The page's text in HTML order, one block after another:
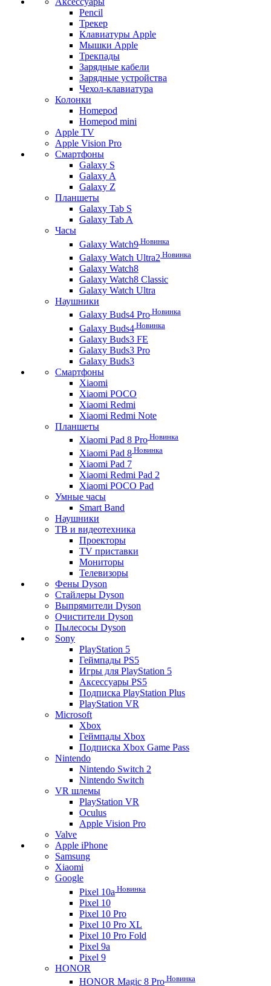
Pencil
Трекер
Клавиатуры Apple
Мышки Apple
Трекпады
Зарядные кабели
Зарядные устройства
Чехол-клавиатура
Колонки
Homepod
Homepod mini
Apple TV
Apple Vision Pro
Смартфоны
Galaxy S
Galaxy A
Galaxy Z
Планшеты
Galaxy Tab S
Galaxy Tab A
Часы
Galaxy Watch9 Новинка
Galaxy Watch Ultra2 Новинка
Galaxy Watch8
Galaxy Watch8 Classic
Galaxy Watch Ultra
Наушники
Galaxy Buds4 Pro Новинка
Galaxy Buds4 Новинка
Galaxy Buds3 FE
Galaxy Buds3 Pro
Galaxy Buds3
Смартфоны
Xiaomi
Xiaomi POCO
Xiaomi Redmi
Xiaomi Redmi Note
Планшеты
Xiaomi Pad 8 Pro Новинка
Xiaomi Pad 8 Новинка
Xiaomi Pad 7
Xiaomi Redmi Pad 2
Xiaomi POCO Pad
Умные часы
Smart Band
Наушники
ТВ и видеотехника
Проекторы
TV приставки
Мониторы
Телевизоры
Фены Dyson
Стайлеры Dyson
Выпрямители Dyson
Очистители Dyson
Пылесосы Dyson
Sony
PlayStation 5
Геймпады PS5
Игры для PlayStation 5
Аксессуары PS5
Подписка PlayStation Plus
PlayStation VR
Microsoft
Xbox
Геймпады Xbox
Подписка Xbox Game Pass
Nintendo
Nintendo Switch 2
Nintendo Switch
VR шлемы
PlayStation VR
Oculus
Apple Vision Pro
Valve
Apple iPhone
Samsung
Xiaomi
Google
Pixel 10a Новинка
Pixel 10
Pixel 10 Pro
Pixel 10 Pro XL
Pixel 10 Pro Fold
Pixel 9a
Pixel 9
HONOR
HONOR Magic 8 Pro Новинка